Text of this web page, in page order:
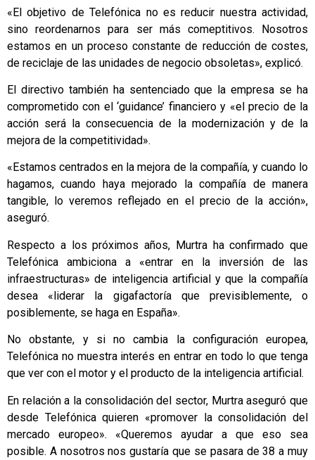
«El objetivo de Telefónica no es reducir nuestra actividad,
sino reordenarnos para ser más comeptitivos. Nosotros
estamos en un proceso constante de reducción de costes,
de reciclaje de las unidades de negocio obsoletas», explicó.
El directivo también ha sentenciado que la empresa se ha
comprometido con el ‘guidance’ financiero y «el precio de la
acción será la consecuencia de la modernización y de la
mejora de la competitividad».
«Estamos centrados en la mejora de la compañía, y cuando lo
hagamos, cuando haya mejorado la compañía de manera
tangible, lo veremos reflejado en el precio de la acción»,
aseguró.
Respecto a los próximos años, Murtra ha confirmado que
Telefónica ambiciona a «entrar en la inversión de las
infraestructuras» de inteligencia artificial y que la compañía
desea «liderar la gigafactoría que previsiblemente, o
posiblemente, se haga en España».
No obstante, y si no cambia la configuración europea,
Telefónica no muestra interés en entrar en todo lo que tenga
que ver con el motor y el producto de la inteligencia artificial.
En relación a la consolidación del sector, Murtra aseguró que
desde Telefónica quieren «promover la consolidación del
mercado europeo». «Queremos ayudar a que eso sea
posible. A nosotros nos gustaría que se pasara de 38 a muy